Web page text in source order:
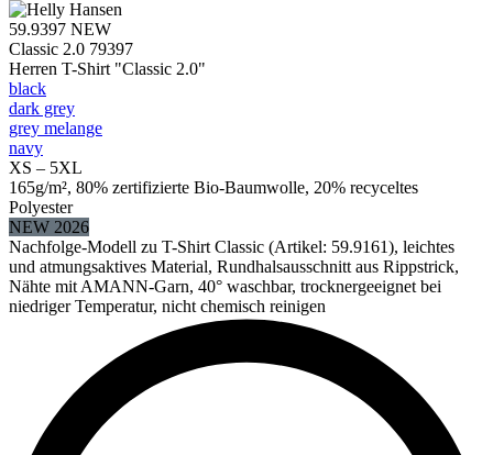
59.9397 NEW
Classic 2.0 79397
Herren T-Shirt "Classic 2.0"
black
dark grey
grey melange
navy
XS – 5XL
165g/m², 80% zertifizierte Bio-Baumwolle, 20% recyceltes
Polyester
NEW 2026
Nachfolge-Modell zu T-Shirt Classic (Artikel: 59.9161), leichtes
und atmungsaktives Material, Rundhalsausschnitt aus Rippstrick,
Nähte mit AMANN-Garn, 40° waschbar, trocknergeeignet bei
niedriger Temperatur, nicht chemisch reinigen